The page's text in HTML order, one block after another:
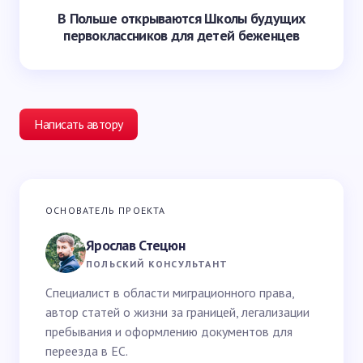
В Польше открываются Школы будущих
первоклассников для детей беженцев
Написать автору
Ваш адрес email не будет опубликован.
Ваше имя *
Email *
ОСНОВАТЕЛЬ ПРОЕКТА
Ярослав Стецюн
ПОЛЬСКИЙ КОНСУЛЬТАНТ
Специалист в области миграционного права,
автор статей о жизни за границей, легализации
пребывания и оформлению документов для
переезда в ЕС.